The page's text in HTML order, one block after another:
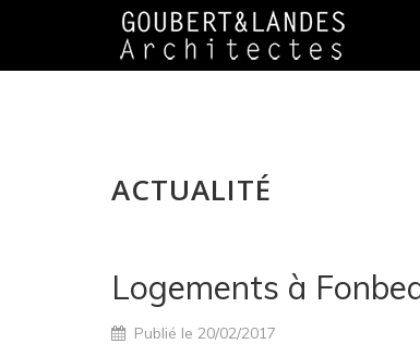
ACTUALITÉ
Logements à
Publié le 20/02/2017